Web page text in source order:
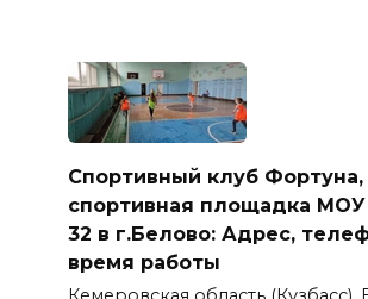
Спортивный клуб Фортуна,
спортивная площадка
32 в г.Белово: Адрес,
время работы